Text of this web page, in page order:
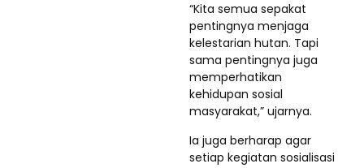
“Kita semua sepakat
pentingnya menjaga
kelestarian hutan. Tapi
sama pentingnya juga
memperhatikan
kehidupan sosial
masyarakat,” ujarnya.
Ia juga berharap agar
setiap kegiatan sosialisasi